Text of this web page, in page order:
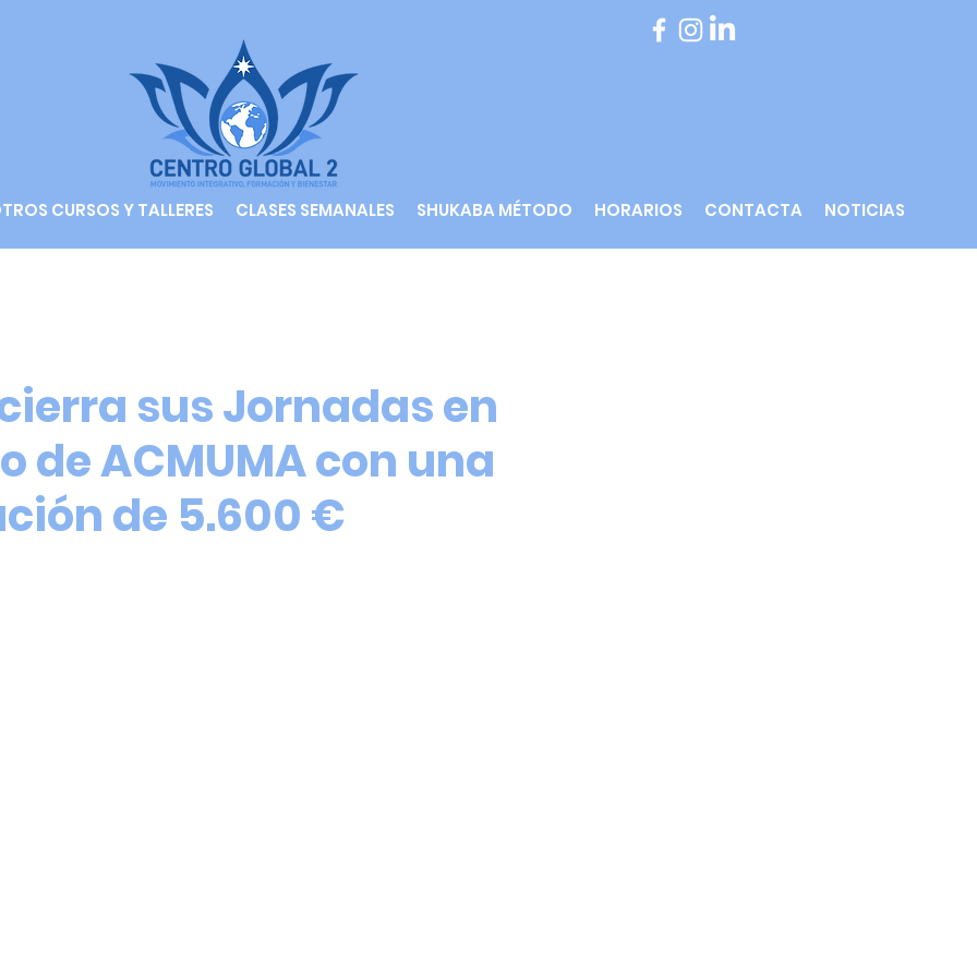
CURSOS Y TALLERES CLASES SEMANALES SHUKABA MÉTODO HORARIOS CONTACTA NOTICIAS
sus Jornadas en
de ACMUMA con una
de 5.600 €